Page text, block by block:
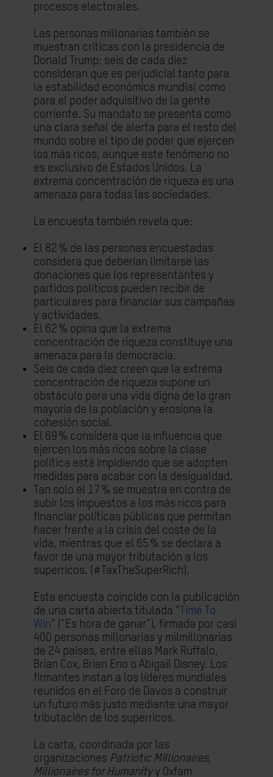
procesos electorales.
Las personas millonarias también se
muestran críticas con la presidencia de
Donald Trump: seis de cada diez
consideran que es perjudicial tanto para
la estabilidad económica mundial como
para el poder adquisitivo de la gente
corriente. Su mandato se presenta como
una clara señal de alerta para el resto del
mundo sobre el tipo de poder que ejercen
los más ricos, aunque este fenómeno no
es exclusivo de Estados Unidos. La
extrema concentración de riqueza es una
amenaza para todas las sociedades.
La encuesta también revela que:
El 82 % de las personas encuestadas
considera que deberían limitarse las
donaciones que los representantes y
partidos políticos pueden recibir de
particulares para financiar sus campañas
y actividades.
El 62 % opina que la extrema
concentración de riqueza constituye una
amenaza para la democracia.
Seis de cada diez creen que la extrema
concentración de riqueza supone un
obstáculo para una vida digna de la gran
mayoría de la población y erosiona la
cohesión social.
El 69 % considera que la influencia que
ejercen los más ricos sobre la clase
política está impidiendo que se adopten
medidas para acabar con la desigualdad.
Tan solo el 17 % se muestra en contra de
subir los impuestos a los más ricos para
financiar políticas públicas que permitan
hacer frente a la crisis del coste de la
vida, mientras que el 65 % se declara a
favor de una mayor tributación a los
superricos. (#TaxTheSuperRich).
Esta encuesta coincide con la publicación
de una carta abierta titulada "
Time To
Win" ("Es hora de ganar"), firmada por casi
400 personas millonarias y milmillonarias
de 24 países, entre ellas Mark Ruffalo,
Brian Cox, Brian Eno o Abigail Disney. Los
firmantes instan a los líderes mundiales
reunidos en el Foro de Davos a construir
un futuro más justo mediante una mayor
tributación de los superricos.
La carta, coordinada por las
organizaciones Patriotic Millionaires,
Millionaires for Humanityy Oxfam